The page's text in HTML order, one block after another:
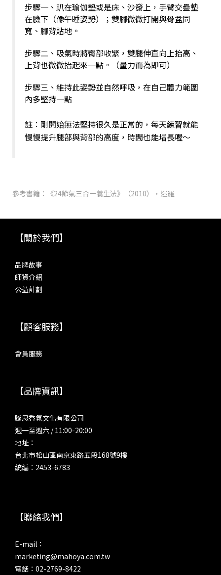
步驟一、趴在瑜伽墊或是床、沙發上，手臂交疊墊
在臉下（像午睡姿勢）；雙腳微微打開與骨盆同
寬、腳背貼地。
步驟二、吸氣時將臀部收緊，雙腿伸直向上抬高、
上背也微微抬起來一點。（量力而為即可）
步驟三、維持此姿勢並自然呼吸，在自己體力範圍
內多堅持一點
註：剛開始無法堅持很久是正常的，每天練習就能
慢慢提升腿部與背部的高度，時間也能增長喔～
參考書籍：《24節氣三合一養生法》（2010），迷羅
【關於我們】
品牌故事
師資介紹
公益計劃
【顧客服務】
會員服務
【品牌資訊】
騰思香氛文化有限公司
週一至週六 / 11:00-20:00
地址：
台北市松山區南京東路五段168號9樓
統編：2453-6783
【聯絡我們】
E-mail：
marketing@mahoya.com.tw
電話：02-2769-8422